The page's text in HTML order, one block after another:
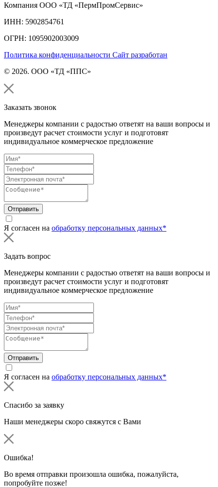
Компания ООО «ТД «ПермПромСервис»
ИНН: 5902854761
ОГРН: 1095902003009
Политика конфиденциальности Сайт разработан
© 2026. ООО «ТД «ППС»
Заказать звонок
Менеджеры компании с радостью ответят на ваши вопросы и
произведут расчет стоимости услуг и подготовят
индивидуальное коммерческое предложение
Отправить
Я согласен на обработку персональных данных*
Задать вопрос
Менеджеры компании с радостью ответят на ваши вопросы и
произведут расчет стоимости услуг и подготовят
индивидуальное коммерческое предложение
Отправить
Я согласен на обработку персональных данных*
Спасибо за заявку
Наши менеджеры скоро свяжутся с Вами
Ошибка!
Во время отправки произошла ошибка, пожалуйста,
попробуйте позже!